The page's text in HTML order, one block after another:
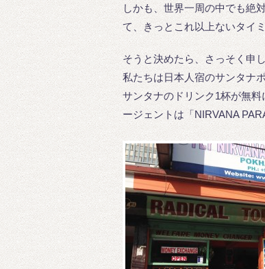
しかも、世界一周の中でも絶
て、きっとこれ以上ないタイ
そうと決めたら、さっそく申
私たちは日本人宿のサンタナ
サンタナのドリンク1杯が無
ージェントは「NIRVANA